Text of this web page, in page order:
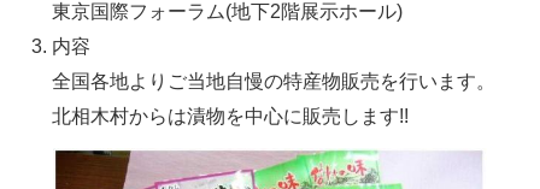
東京国際フォーラム(地下2階展示ホール)
内容
全国各地よりご当地自慢の特産物販売を行います。
北相木村からは漬物を中心に販売します!!